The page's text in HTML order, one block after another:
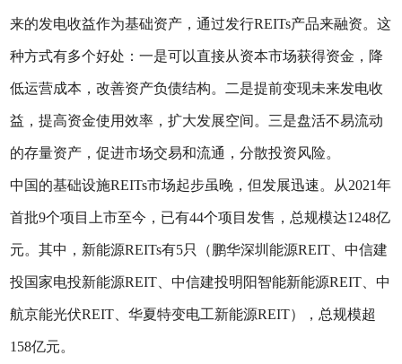
来的发电收益作为基础资产，通过发行REITs产品来融资。这
种方式有多个好处：一是可以直接从资本市场获得资金，降
低运营成本，改善资产负债结构。二是提前变现未来发电收
益，提高资金使用效率，扩大发展空间。三是盘活不易流动
的存量资产，促进市场交易和流通，分散投资风险。
中国的基础设施REITs市场起步虽晚，但发展迅速。从2021年
首批9个项目上市至今，已有44个项目发售，总规模达1248亿
元。其中，新能源REITs有5只（鹏华深圳能源REIT、中信建
投国家电投新能源REIT、中信建投明阳智能新能源REIT、中
航京能光伏REIT、华夏特变电工新能源REIT），总规模超
158亿元。